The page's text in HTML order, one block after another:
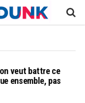
veut battre ce
ensemble, pas